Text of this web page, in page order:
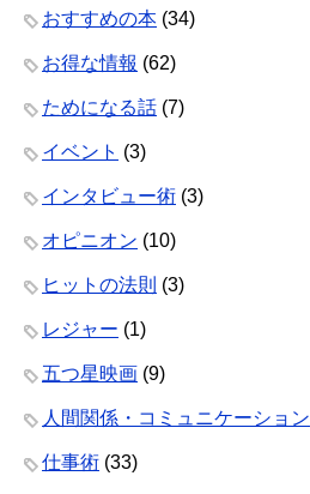
おすすめの本 (34)
お得な情報 (62)
ためになる話 (7)
イベント (3)
インタビュー術 (3)
オピニオン (10)
ヒットの法則 (3)
レジャー (1)
五つ星映画 (9)
人間関係・コミュニケーション
仕事術 (33)